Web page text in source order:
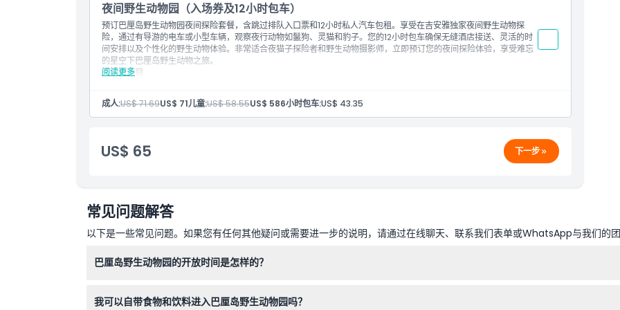
晚餐
特别设计的笼式有轨电车将带您近距离观察并亲手喂食动物！
火舞表演、晚餐，体验真正的自然野生动物接触
请查看Tsavo Lion餐厅的晚餐菜单（提供穆斯林友好食品）
非洲节奏表演
6小时包车服务，包括动物园参观时间
接送覆盖区域：库塔、塞米亚克、昌古、努沙杜瓦、乌鲁瓦图、金巴兰、沙努尔、乌布和塔纳洛特。请在结账页面
1辆车最多乘坐5人。
该活动适合婴儿车和轮椅通行。
夜间野生动物园（入场券及12小时包车）
预订巴厘岛野生动物园夜间探险套餐，含跳过排队入口票和12小时私人汽车包租。享受在吉安雅独家夜间野生动物探
险，通过有导游的电车或小型车辆，观察夜行动物如鬣狗、灵猫和豹子。您的12小时包车确保无缝酒店接送、灵活的时
间安排以及个性化的野生动物体验。非常适合夜猫子探险者和野生动物摄影师，立即预订您的夜间探险体验，享受难忘
的星空下巴厘岛野生动物之旅。
阅读更多
不包含项目
停车费
特别设计的笼式电车将带您近距离观看并手喂动物！
接送覆盖区域：库塔、塞米亚克、仓古、努沙杜瓦、乌鲁瓦图、金巴兰、沙努尔、乌布和塔纳洛特。请在结账页面
告知您的首选接送时间
1辆车，最多5人
离开场地后不允许重新入场
场地内禁止携带外来食物和饮料
成人:US$ 71.69US$ 71儿童:US$ 58.55US$ 586小时包车:US$ 43.35
US$ 65 下一步
常见问题解答
以下是一些常见问题。如果您有任何其他疑问或需要进一步的说明，请通过在线聊天、联系我们表单或WhatsApp与我们的团
巴厘岛野生动物园的开放时间是怎样的？
我可以自带食物和饮料进入巴厘岛野生动物园吗？